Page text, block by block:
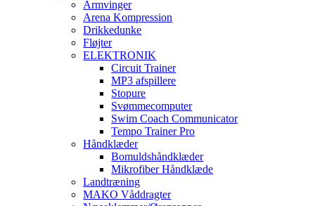
Armvinger
Arena Kompression
Drikkedunke
Fløjter
ELEKTRONIK
Circuit Trainer
MP3 afspillere
Stopure
Svømmecomputer
Swim Coach Communicator
Tempo Trainer Pro
Håndklæder
Bomuldshåndklæder
Mikrofiber Håndklæde
Landtræning
MAKO Våddragter